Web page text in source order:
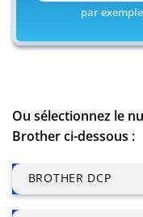
par
Ou sélectionnez le
Brother ci-dessous :
BROTHER DCP